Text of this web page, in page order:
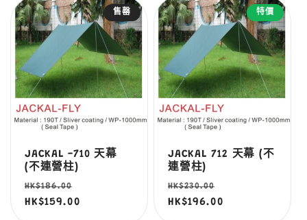
售罄
JACKAL -710 天幕
(不連營柱)
定
價
HK$186.00
價
HK$159.00
特價
JACKAL 712 天幕 (不
連營柱)
定
價
HK$230.00
價
HK$196.00